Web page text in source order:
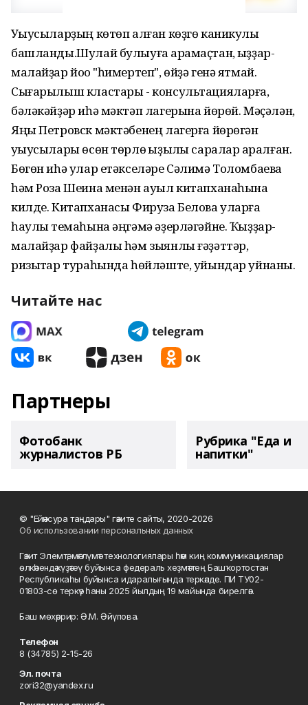
Уҡыусыларҙың көтөп алған көҙгө каникулы
башланды.Шулай булыуға ҡарамаҫтан, ҡыҙҙар-
малайҙар йоҡо "һимертеп", өйҙә генә ятмай.
Сығарылыш кластары - консультацияларға,
бәләкәйҙәр иһә мәктәп лагерына йөрөй. Мәҫәлән,
Яңы Петровск мәктәбенең лагерға йөрөгән
уҡыусылары өсөн төрлө ҡыҙыҡлы саралар ҡаралған.
Бөгөн иһә улар етәкселәре Сәлимә Толомбаева
һәм Роза Шеина менән ауыл китапханаһына
килде. Китапханасы Фируза Белова уларға
һаулыҡ темаһына әңгәмә әҙерләгәйне. Ҡыҙҙар-
малайҙар файҙалы һәм зыянлы ғәҙәттәр,
ризыҡтар тураһында һөйләште, уйындар уйнаны.
Читайте нас
Партнеры
Фотобанк
журналистов РБ
Рубрика "Еда и
напитки"
© "Ейәнсура таңдары" гәзите сайты, 2020-2026
Об использовании персональных данных
Гәзит Элемтә, мәғлүмәт технологиялары һәм киң коммуникациялар
өлкәһендә күҙәтеү буйынса федераль хеҙмәттең Башҡортостан
Республикаһы буйынса идаралығында теркәлде. ПИ ТУ02-
01803-сө теркәү һаны 2025 йылдың 19 майында бирелгән.
Баш мөхәррир: Ә.М. Әйүпова.
Телефон
8 (34785) 2-15-26
Эл. почта
zori32@yandex.ru